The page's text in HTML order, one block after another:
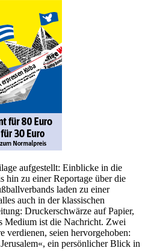
aufgestellt: Einblicke in die
hin zu einer Reportage über die
laden zu einer
auch in der klassischen
Druckerschwärze auf Papier,
Medium ist die Nachricht. Zwei
verdienen, seien hervorgehoben:
ein persönlicher Blick in